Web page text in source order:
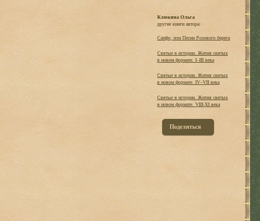
Клюкина Ольга
другие книги автора:
Сапфо, или Песни Розового берега
Святые в истории. Жития святых
в новом формате. I–III века
Святые в истории. Жития святых
в новом формате. IV–VII века
Святые в истории. Жития святых
в новом формате. VIII-XI века
Поделиться